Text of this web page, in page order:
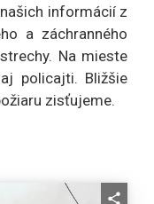
informácií z
a záchranného
Na mieste
policajti. Bližšie
zisťujeme.